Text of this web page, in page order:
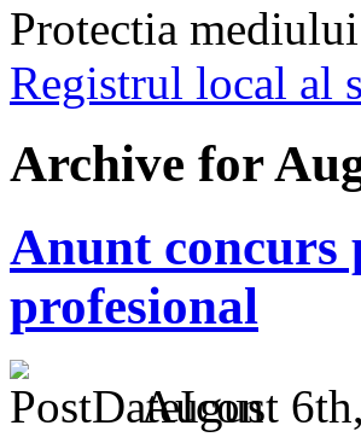
Protectia mediului
Registrul local al
Archive for
Anunt concurs
profesional
August